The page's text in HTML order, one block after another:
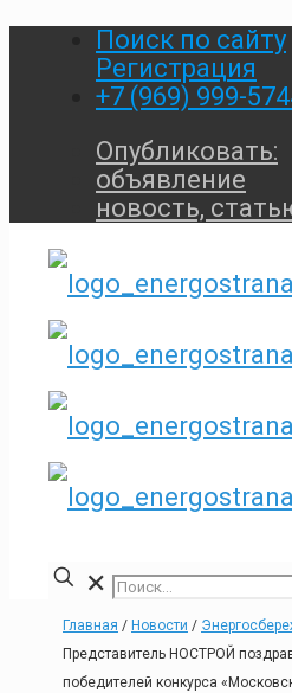
Поиск по сайту
Регистрация
+7 (969) 999-
Опубликовать:
объявление
новость,
✕
Главная / Новости /
Представитель НОСТРОЙ
победителей конкурса